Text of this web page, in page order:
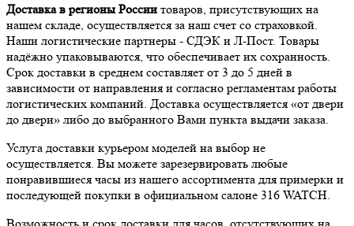
Доставка в регионы России товаров, присутствующих на
нашем складе, осуществляется за наш счет со страховкой.
Наши логистические партнеры - СДЭК и Л-Пост. Товары
надёжно упаковываются, что обеспечивает их сохранность.
Срок доставки в среднем составляет от 3 до 5 дней в
зависимости от направления и согласно регламентам работы
логистических компаний. Доставка осуществляется «от двери
до двери» либо до выбранного Вами пункта выдачи заказа.
Услуга доставки курьером моделей на выбор не
осуществляется. Вы можете зарезервировать любые
понравившиеся часы из нашего ассортимента для примерки и
последующей покупки в официальном салоне 316 WATCH.